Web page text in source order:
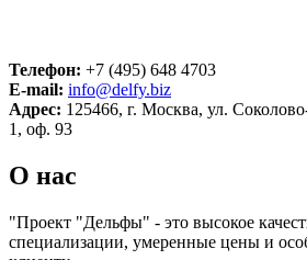
Телефон: +7 (495) 648 4703
E-mail: info@delfy.biz
Адрес: 125466, г. Москва, ул.
1, оф. 93
О нас
"Проект "Дельфы" - это высокое
специализации, умеренные цены и